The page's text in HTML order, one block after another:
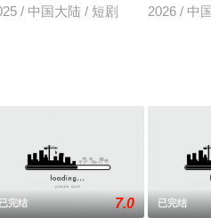
/ 中国大陆 / 短剧 2026 / 中
已完结 7.0 已完结